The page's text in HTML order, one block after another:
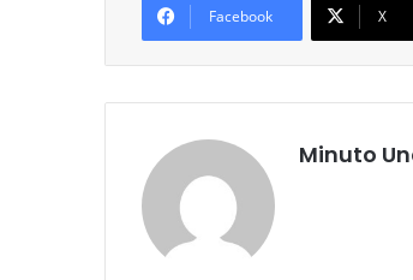
Facebook X
Minuto